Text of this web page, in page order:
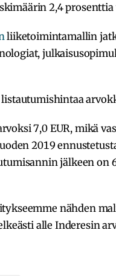
2,4 prosenttia
liiketoimintamallin
7,0 EUR, mikä
2019
jälkeen on
nähden
alle Inderesin